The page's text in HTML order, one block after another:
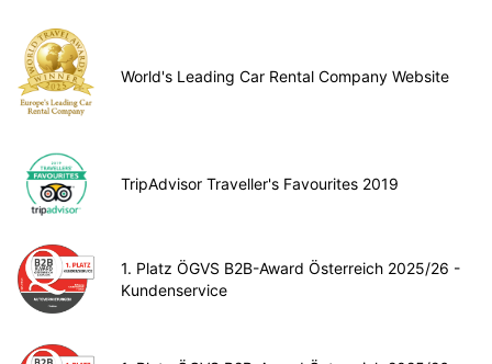
World's Leading Car Rental Company Website
TripAdvisor Traveller's Favourites 2019
1. Platz ÖGVS B2B-Award Österreich 2025/26 -
Kundenservice